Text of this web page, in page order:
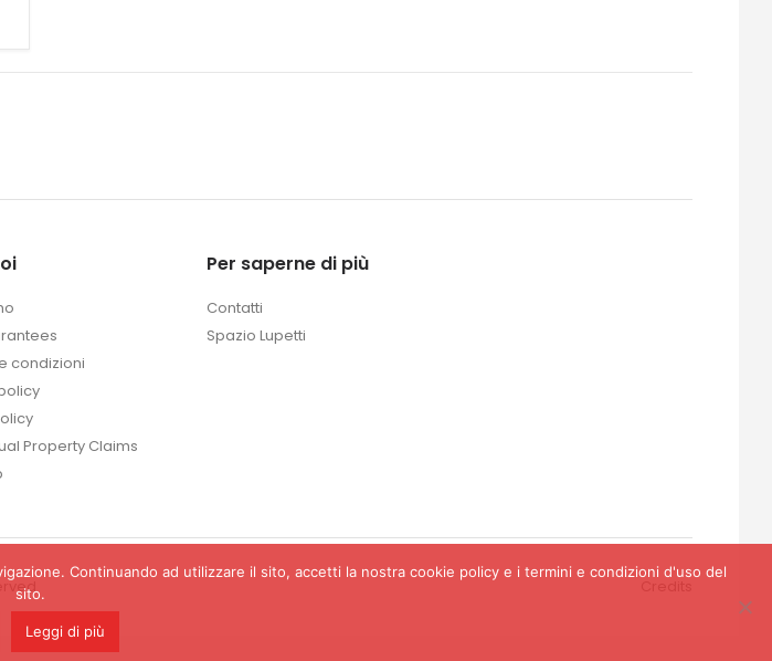
condizioni
Property Claims
Per saperne di più
Contatti
Spazio Lupetti
Continuando ad utilizzare il sito, accetti la nostra cookie policy e i termini e condizioni d'uso del
sito.
Leggi di più